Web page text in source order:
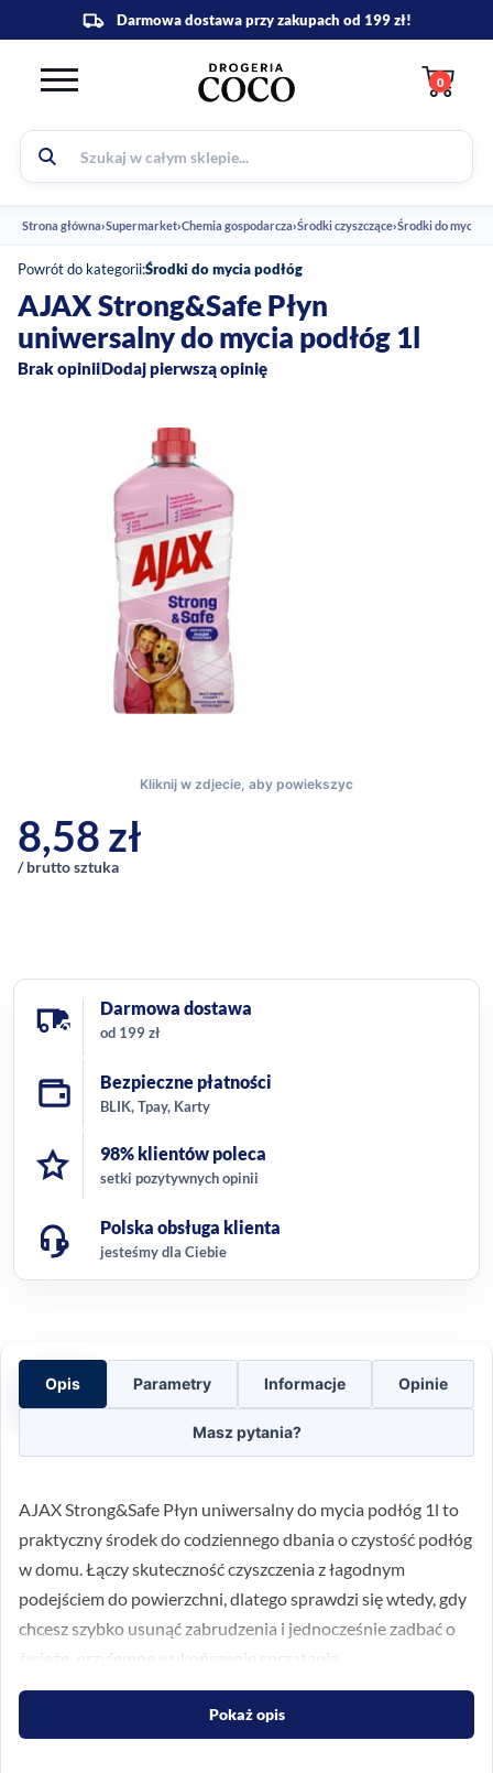
0
Strona główna›Supermarket›Chemia gospodarcza›Środki czyszczące›Środki do mycia
Powrót do kategorii:Środki do mycia podłóg
AJAX Strong&Safe Płyn
uniwersalny do mycia podłóg 1l
Brak opiniiDodaj pierwszą opinię
8,58zł
/ brutto sztuka
Darmowa dostawa
od 199 zł
Bezpieczne płatności
BLIK, Tpay, Karty
98% klientów poleca
setki pozytywnych opinii
Polska obsługa klienta
jesteśmy dla Ciebie
Opis Parametry Informacje Opinie
Masz pytania?
AJAX Strong&Safe Płyn uniwersalny do mycia podłóg 1l to
praktyczny środek do codziennego dbania o czystość podłóg
w domu. Łączy skuteczność czyszczenia z łagodnym
podejściem do powierzchni, dlatego sprawdzi się wtedy, gdy
chcesz szybko usunąć zabrudzenia i jednocześnie zadbać o
świeże, przyjemne wykończenie sprzątania.
Do codziennego mycia
podłóg w domu
Pokaż opis